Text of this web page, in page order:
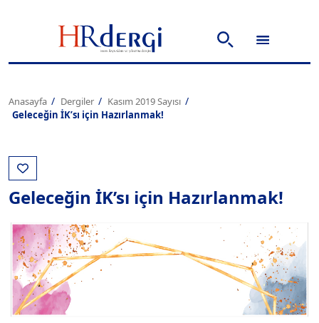
Anasayfa Dergiler
Kasım 2019 Sayısı
Geleceğin İK’sı için Hazırlanmak!
Geleceğin İK’sı için Hazırlanmak!